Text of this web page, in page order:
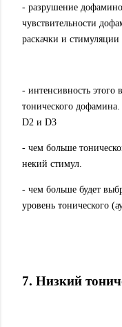
- разрушение
чувствительности
раскачки и стимуляции
- интенсивность этого
тонического
D2 и D3
- чем больше
некий стимул.
- чем больше будет
уровень тонического
7. Низкий